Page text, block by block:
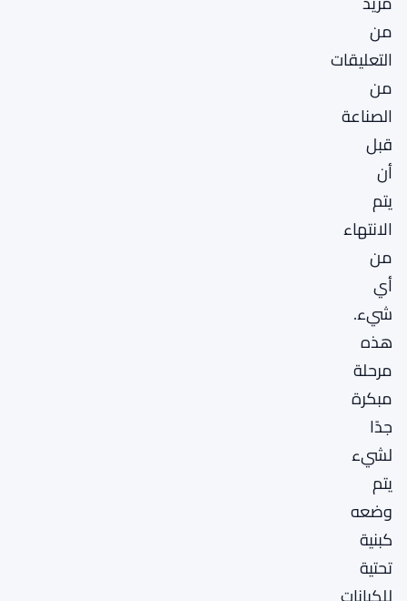
من
التعليقات
من
الصناعة
قبل
أن
يتم
الانتهاء
من
أي
شيء.
هذه
مرحلة
مبكرة
جدًا
لشيء
يتم
وضعه
كبنية
تحتية